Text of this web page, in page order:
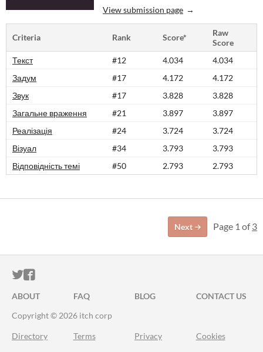
View submission page
Criteria Rank Score*
Raw
Score
Текст
#12 4.034
4.034
Задум
#17 4.172
4.172
Звук
#17 3.828
3.828
Загальне враження
#21 3.897
3.897
Реалізація
#24 3.724
3.724
Візуал
#34 3.793
3.793
Відповідність темі
#50 2.793 2.793
Next Page 1 of3
ITCH.IO ON TWITTER
ITCH.IO ON FACEBOOK
ABOUT FAQ BLOG
CONTACT US
Copyright © 2026 itch corp
Directory Terms Privacy Cookies